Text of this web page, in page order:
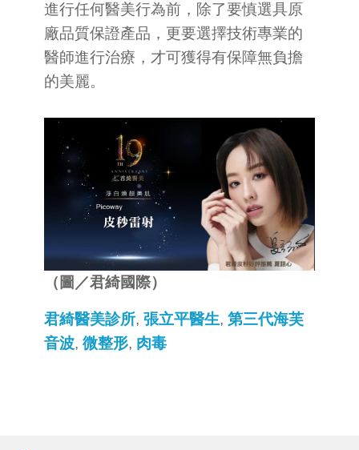
進行任何醫美行為前，除了要慎選具原
廠品質保證產品，更要選擇技術專業的
醫師進行治療，才可獲得有保障無負擔
的美麗。
（圖／君綺國際）
君綺醫美診所, 張立平醫生, 第三代海芙
音波, 微整形, 肉毒